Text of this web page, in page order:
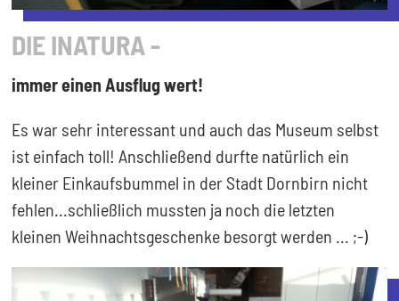
DIE INATURA -
immer einen Ausflug wert!
Es war sehr interessant und auch das Museum selbst
ist einfach toll! Anschließend durfte natürlich ein
kleiner Einkaufsbummel in der Stadt Dornbirn nicht
fehlen...schließlich mussten ja noch die letzten
kleinen Weihnachtsgeschenke besorgt werden ... ;-)